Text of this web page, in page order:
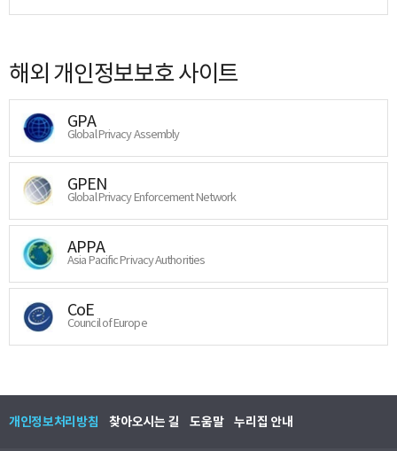
해외 개인정보보호 사이트
GPA
Global Privacy Assembly
GPEN
Global Privacy Enforcement Network
APPA
Asia Pacific Privacy Authorities
CoE
Council of Europe
개인정보처리방침 찾아오시는 길 도움말 누리집 안내